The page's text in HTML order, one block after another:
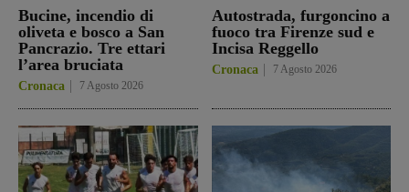
Bucine, incendio di
oliveta e bosco a San
Pancrazio. Tre ettari
l’area bruciata
Cronaca 7 Agosto 2026
Autostrada, furgoncino a
fuoco tra Firenze sud e
Incisa Reggello
Cronaca 7 Agosto 2026